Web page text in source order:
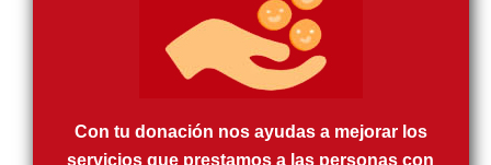
Con tu donación nos ayudas a mejorar los
servicios que prestamos a las personas con